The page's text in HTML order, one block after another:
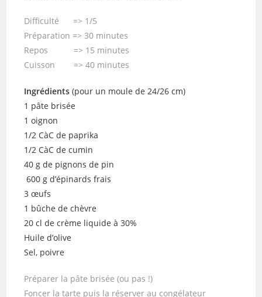
Difficulté => 1/5
Préparation => 30 minutes
Repos => 15 minutes
Cuisson => 40 minutes
Ingrédients (pour un moule de 24/26 cm)
1 pâte brisée
1 oignon
1/2 CàC de paprika
1/2 CàC de cumin
40 g de pignons de pin
600 g d’épinards frais
3 œufs
1 bûche de chèvre
20 cl de crème liquide à 30%
Huile d’olive
Sel, poivre
Préparer la pâte brisée (ou pas !)
Foncer la tarte puis la réserver au congélateur